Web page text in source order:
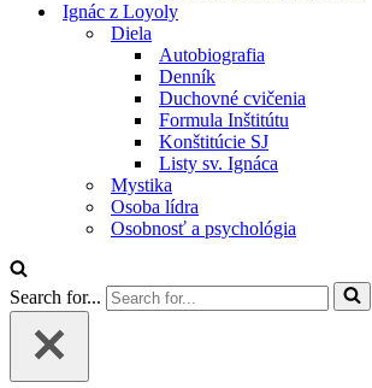
Ignác z Loyoly
Diela
Autobiografia
Denník
Duchovné cvičenia
Formula Inštitútu
Konštitúcie SJ
Listy sv. Ignáca
Mystika
Osoba lídra
Osobnosť a psychológia
Search for...